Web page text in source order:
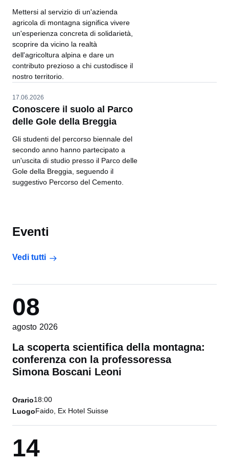
Mettersi al servizio di un'azienda
agricola di montagna significa vivere
un'esperienza concreta di solidarietà,
scoprire da vicino la realtà
dell'agricoltura alpina e dare un
contributo prezioso a chi custodisce il
nostro territorio.
17.06.2026
Conoscere il suolo al Parco
delle Gole della Breggia
Gli studenti del percorso biennale del
secondo anno hanno partecipato a
un'uscita di studio presso il Parco delle
Gole della Breggia, seguendo il
suggestivo Percorso del Cemento.
Eventi
Vedi tutti
08
agosto 2026
La scoperta scientifica della montagna:
conferenza con la professoressa
Simona Boscani Leoni
Orario18:00
LuogoFaido, Ex Hotel Suisse
14